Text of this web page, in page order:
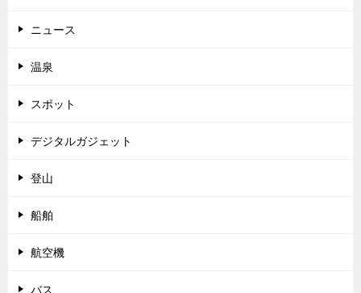
ニュース
温泉
スポット
デジタルガジェット
登山
船舶
航空機
バス